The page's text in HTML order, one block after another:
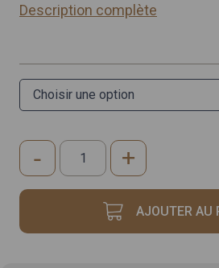
Description complète
quantité
de
PINK
- +
AJOUTER AU